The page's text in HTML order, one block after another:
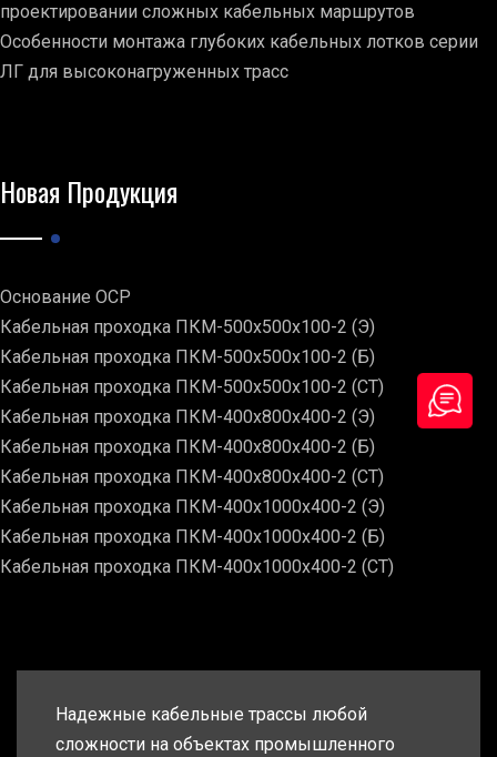
проектировании сложных кабельных маршрутов
Особенности монтажа глубоких кабельных лотков серии
ЛГ для высоконагруженных трасс
Новая Продукция
Основание ОСР
Кабельная проходка ПКМ-500х500х100-2 (Э)
Кабельная проходка ПКМ-500х500х100-2 (Б)
Кабельная проходка ПКМ-500х500х100-2 (СТ)
Кабельная проходка ПКМ-400х800х400-2 (Э)
Кабельная проходка ПКМ-400х800х400-2 (Б)
Кабельная проходка ПКМ-400х800х400-2 (СТ)
Кабельная проходка ПКМ-400х1000х400-2 (Э)
Кабельная проходка ПКМ-400х1000х400-2 (Б)
Кабельная проходка ПКМ-400х1000х400-2 (СТ)
Надежные кабельные трассы любой
сложности на объектах промышленного